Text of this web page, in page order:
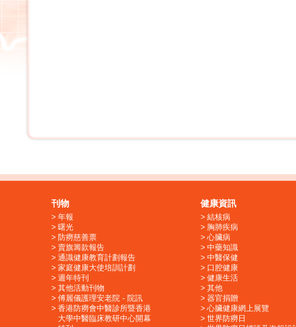
刊物
年報
曙光
防癆慈善票
賣旗籌款報告
通識健康教育計劃報告
家庭健康大使培訓計劃
週年特刊
其他活動刊物
傅麗儀護理安老院 - 院訊
香港防癆會中醫診所暨香港
大學中醫臨床教研中心開幕
健康資訊
結核病
胸肺疾病
心臟病
中藥知識
中醫保健
口腔健康
健康生活
其他
器官捐贈
心臟健康網上展覽
世界防癆日